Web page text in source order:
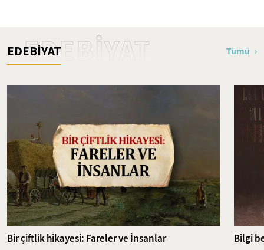
EDEBİYAT
EDEBİYAT Tümü
Bir çiftlik hikayesi: Fareler ve İnsanlar Bilgi